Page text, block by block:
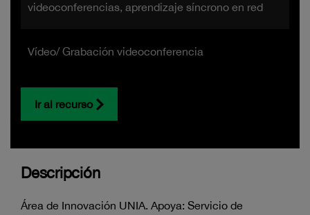
videoconferencias, aprendizaje síncrono en red
Vídeo/ Grabación videoconferencia
Ir al recurso
Descripción
Área de Innovación UNIA. Apoya: Servicio de